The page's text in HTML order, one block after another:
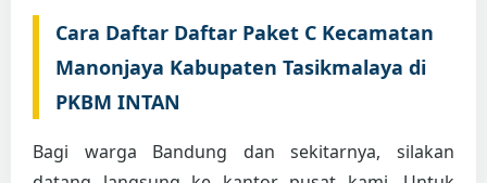
Cara Daftar Daftar Paket C Kecamatan
Manonjaya Kabupaten Tasikmalaya di
PKBM INTAN
Bagi warga Bandung dan sekitarnya, silakan